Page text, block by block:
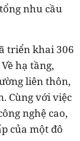
nhu cầu
triển khai 306
hạ tầng,
liên thôn,
Cùng với việc
nghệ cao,
của một đô